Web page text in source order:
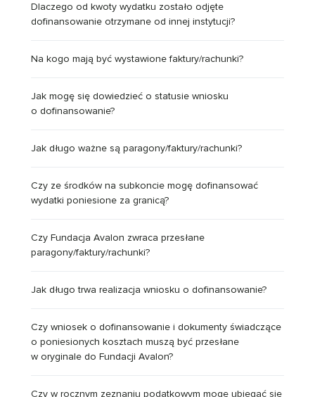
Dlaczego od kwoty wydatku zostało odjęte
dofinansowanie otrzymane od innej instytucji?
Na kogo mają być wystawione faktury/rachunki?
Jak mogę się dowiedzieć o statusie wniosku
o dofinansowanie?
Jak długo ważne są paragony/faktury/rachunki?
Czy ze środków na subkoncie mogę dofinansować
wydatki poniesione za granicą?
Czy Fundacja Avalon zwraca przesłane
paragony/faktury/rachunki?
Jak długo trwa realizacja wniosku o dofinansowanie?
Czy wniosek o dofinansowanie i dokumenty świadczące
o poniesionych kosztach muszą być przesłane
w oryginale do Fundacji Avalon?
Czy w rocznym zeznaniu podatkowym mogę ubiegać się